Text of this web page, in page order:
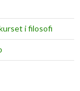
i filosofi